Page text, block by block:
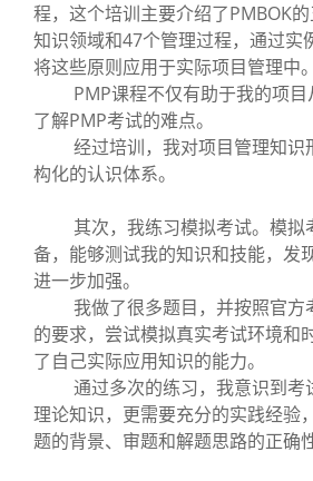
程，这个培训主要介绍了PMBOK
知识领域和47个管理过程，通过实
将这些原则应用于实际项目管理中。
PMP课程不仅有助于我的项
了解PMP考试的难点。
经过培训，我对项目管理知识
构化的认识体系。
其次，我练习模拟考试。模拟
备，能够测试我的知识和技能，发
进一步加强。
我做了很多题目，并按照官方
的要求，尝试模拟真实考试环境和
了自己实际应用知识的能力。
通过多次的练习，我意识到考
理论知识，更需要充分的实践经验
题的背景、审题和解题思路的正确性